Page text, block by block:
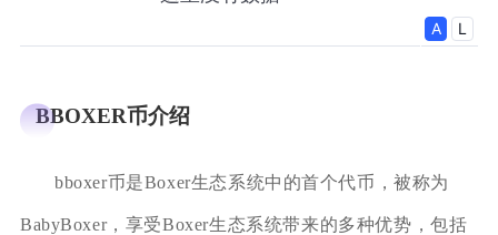
BBOXER币介绍
bboxer币是Boxer生态系统中的首个代币，被称为
BabyBoxer，享受Boxer生态系统带来的多种优势，包括